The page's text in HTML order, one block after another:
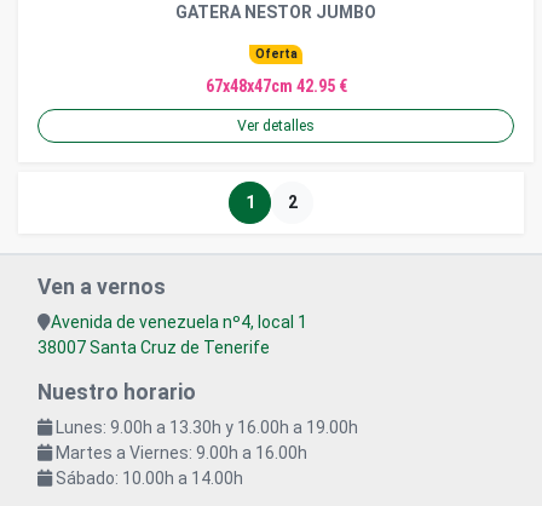
GATERA NESTOR JUMBO
Oferta
67x48x47cm 42.95 €
Ver detalles
1 2
Ven a vernos
Avenida de venezuela nº4, local 1
38007 Santa Cruz de Tenerife
Nuestro horario
Lunes: 9.00h a 13.30h y 16.00h a 19.00h
Martes a Viernes: 9.00h a 16.00h
Sábado: 10.00h a 14.00h